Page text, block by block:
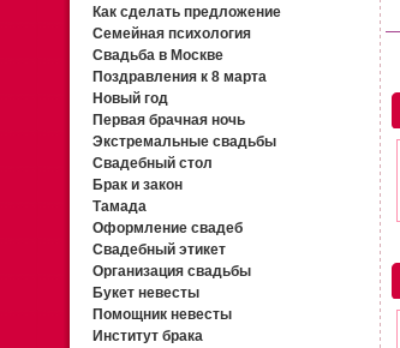
Как сделать предложение
Семейная психология
Свадьба в Москве
Поздравления к 8 марта
Новый год
Первая брачная ночь
Экстремальные свадьбы
Свадебный стол
Брак и закон
Тамада
Оформление свадеб
Свадебный этикет
Организация свадьбы
Букет невесты
Помощник невесты
Институт брака